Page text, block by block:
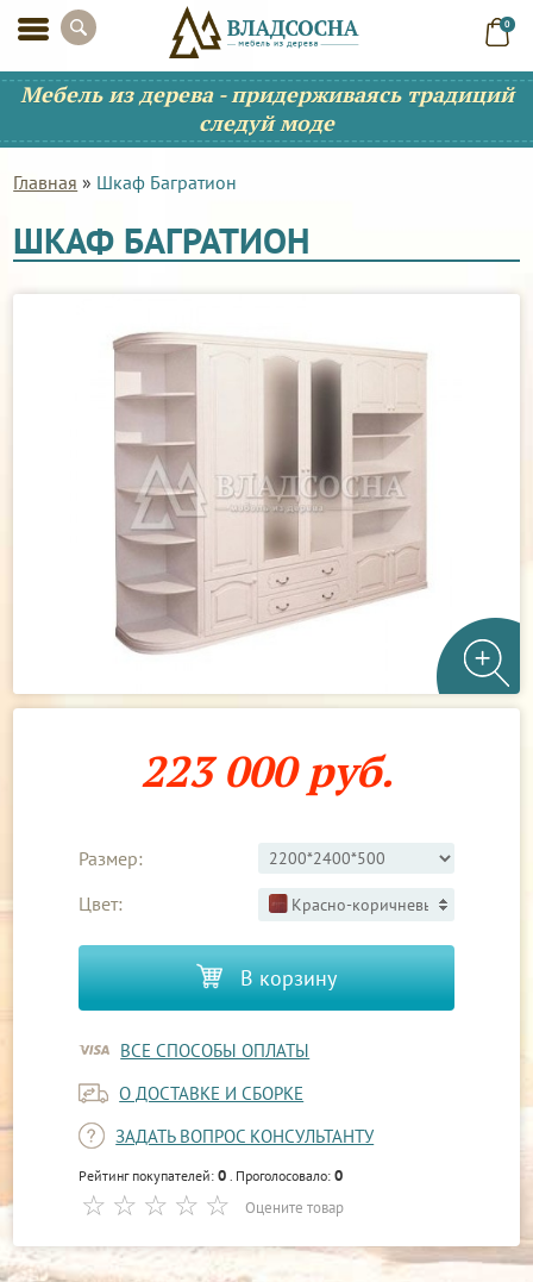
0
Мебель из дерева - придерживаясь традиций
следуй моде
Главная » Шкаф Багратион
ШКАФ БАГРАТИОН
223 000 руб.
Размер:
Цвет:
Красно-коричневый 3
В корзину
ВСЕ СПОСОБЫ ОПЛАТЫ
О ДОСТАВКЕ И СБОРКЕ
ЗАДАТЬ ВОПРОС КОНСУЛЬТАНТУ
Рейтинг покупателей:0 . Проголосовало:0
Оцените товар